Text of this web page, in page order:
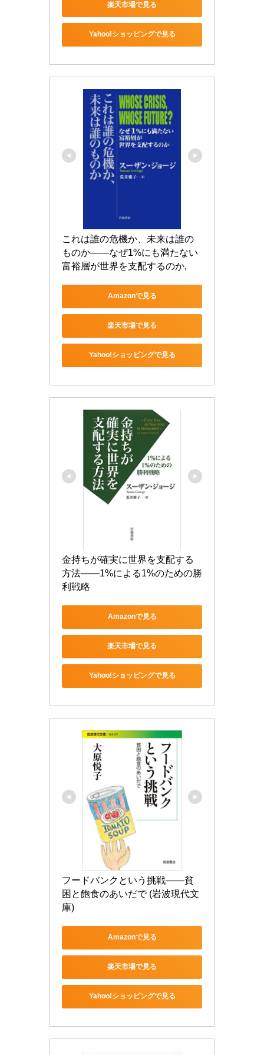
楽天市場で見る
Yahoo!ショッピングで見る
これは誰の危機か、未来は誰の
ものか――なぜ1%にも満たない
富裕層が世界を支配するのか,
Amazonで見る
楽天市場で見る
Yahoo!ショッピングで見る
金持ちが確実に世界を支配する
方法――1%による1%のための勝
利戦略
Amazonで見る
楽天市場で見る
Yahoo!ショッピングで見る
フードバンクという挑戦――貧
困と飽食のあいだで (岩波現代文
庫)
Amazonで見る
楽天市場で見る
Yahoo!ショッピングで見る